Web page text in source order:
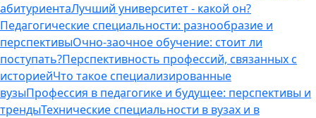
абитуриентаЛучший университет - какой он?
Педагогические специальности: разнообразие и
перспективыОчно-заочное обучение: стоит ли
поступать?Перспективность профессий, связанных с
историейЧто такое специализированные
вузыПрофессия в педагогике и будущее: перспективы и
трендыТехнические специальности в вузах и в